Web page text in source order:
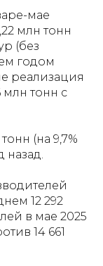
мае
млн тонн
(без
годом
реализация
млн тонн с
(на 9,7%
назад.
12 292
в мае 2025
14 661